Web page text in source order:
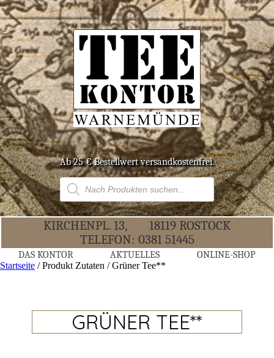
Ab 25 € Bestell­wert versandkostenfrei.
Products
search
KIR­CHEN­PL. 13,
18119 ROS­TOCK
TELE­FON: 0381 51445
DAS KON­TOR AKTU­EL­LES ONLINE-SHOP
Startseite / Produkt Zutaten / Grüner Tee**
GRÜNER TEE**